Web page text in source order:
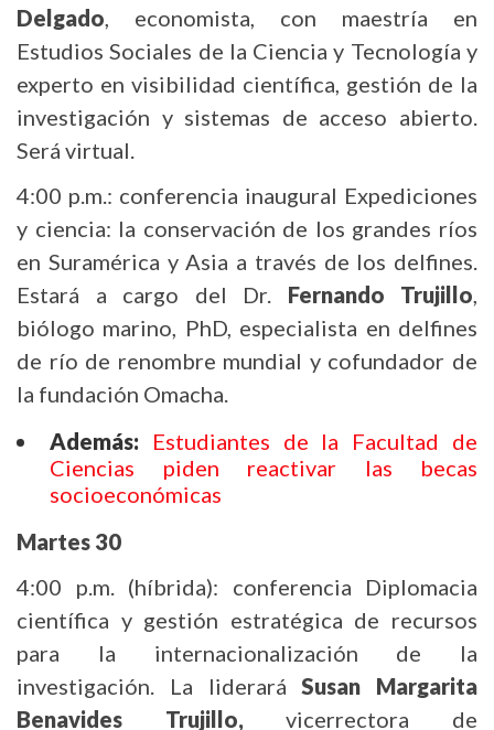
Delgado, economista, con maestría en
Estudios Sociales de la Ciencia y Tecnología y
experto en visibilidad científica, gestión de la
investigación y sistemas de acceso abierto.
Será virtual.
4:00 p.m.: conferencia inaugural Expediciones
y ciencia: la conservación de los grandes ríos
en Suramérica y Asia a través de los delfines.
Estará a cargo del Dr. Fernando Trujillo,
biólogo marino, PhD, especialista en delfines
de río de renombre mundial y cofundador de
la fundación Omacha.
Además: Estudiantes de la Facultad de
Ciencias piden reactivar las becas
socioeconómicas
Martes 30
4:00 p.m. (híbrida): conferencia Diplomacia
científica y gestión estratégica de recursos
para la internacionalización de la
investigación. La lideraráSusan Margarita
Benavides Trujillo, vicerrectora de